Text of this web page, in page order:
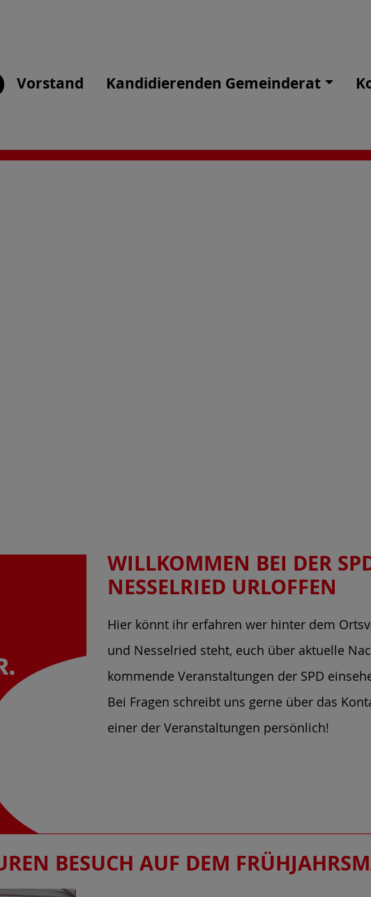
Vorstand Kandidierenden Gemeinderat
WILLKOMMEN BEI DER
NESSELRIED URLOFFEN
Hier könnt ihr erfahren wer hinter dem
und Nesselried steht, euch über aktuelle
kommende Veranstaltungen der SPD
Bei Fragen schreibt uns gerne über das
einer der Veranstaltungen persönlich!
BESUCH AUF DEM